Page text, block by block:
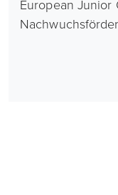
European